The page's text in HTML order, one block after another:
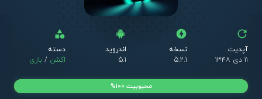
آپدیت
۱۱ دی ۱۳۴۸
نسخه
5.2.1
اندروید
5.1
دسته
اکشن / بازی
محبوبیت 100%